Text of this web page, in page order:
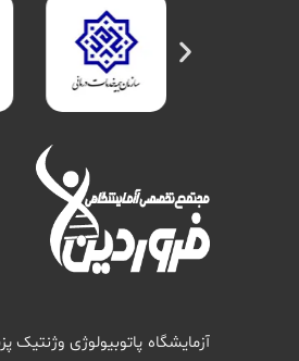
آزمایشگاه پاتوبیولوژی